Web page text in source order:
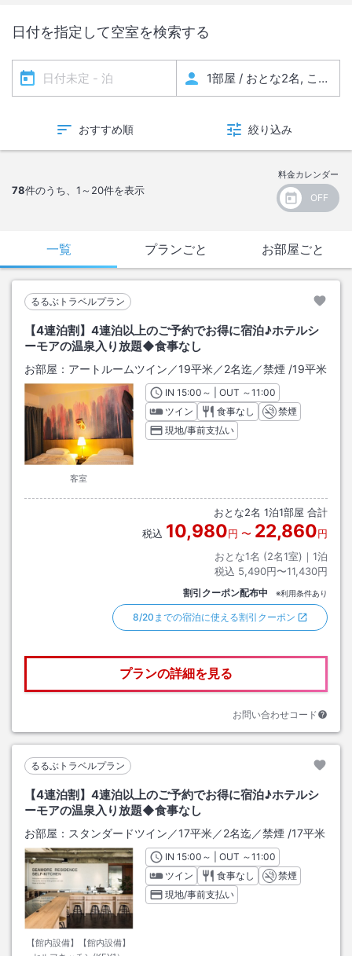
日付を指定して空室を検索する
おすすめ順 絞り込み
78件のうち、 1～20件を表示
料金カレンダー
一覧 プランごと お部屋ごと
るるぶトラベルプラン
【4連泊割】4連泊以上のご予約でお得に宿泊♪ホテルシ
ーモアの温泉入り放題◆食事なし
お部屋： アートルームツイン／19平米／2名迄／禁煙 /19平米
客室
INチェックイン
15:00 ～ | OUT チェックアウト
～11:00
ツイン
食事なし
禁煙
現地/事前支払い
おとな2名 1泊1部屋 合計
税込 10,980円 〜 22,860円
おとな1名 (2名1室)｜ 1泊
税込 5,490円〜11,430円
割引クーポン配布中 ※利用条件あり
8/20までの宿泊に使える割引クーポン
プランの詳細を見る
お問い合わせコード
るるぶトラベルプラン
【4連泊割】4連泊以上のご予約でお得に宿泊♪ホテルシ
ーモアの温泉入り放題◆食事なし
お部屋： スタンダードツイン／17平米／2名迄／禁煙 /17平米
【館内設備】【館内設備】
INチェックイン
15:00 ～ | OUT チェックアウト
～11:00
ツイン
食事なし
禁煙
現地/事前支払い